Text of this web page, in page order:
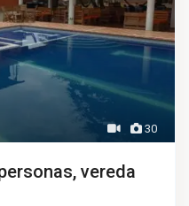
30
vereda